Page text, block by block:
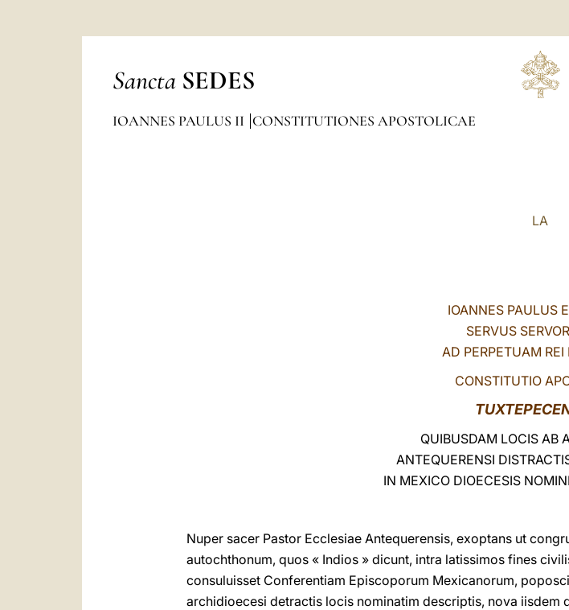
Sancta SEDES
IOANNES PAULUS II CONSTITUTIONES APOSTOLICAE
LA
IOANNES PAULUS
SERVUS
AD PERPETUAM REI
CONSTITUTIO
QUIBUSDAM LOCIS AB
ANTEQUERENSI
IN MEXICO DIOECESIS
Nuper sacer Pastor Ecclesiae Antequerensis, exoptans ut
autochthonum, quos « Indios » dicunt, intra latissimos fines
consuluisset Conferentiam Episcoporum Mexicanorum,
archidioecesi detractis locis nominatim descriptis, nova iisdem